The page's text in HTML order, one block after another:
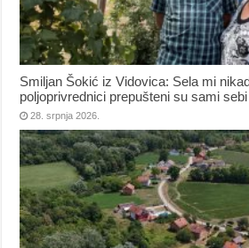
Smiljan Šokić iz Vidovica: Sela mi
poljoprivrednici prepušteni su sami sebi
28. srpnja 2026.